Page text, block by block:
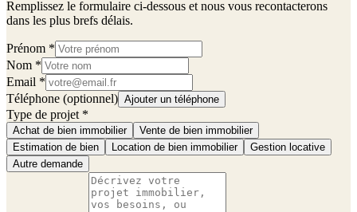
Remplissez le formulaire ci-dessous et nous vous recontacterons
dans les plus brefs délais.
Prénom *
Nom *
Email *
Téléphone (optionnel) Ajouter un téléphone
Type de projet *
Achat de bien immobilier
Vente de bien immobilier
Estimation de bien
Location de bien immobilier
Gestion locative
Autre demande